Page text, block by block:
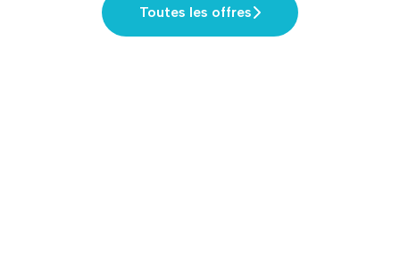
Toutes les offres